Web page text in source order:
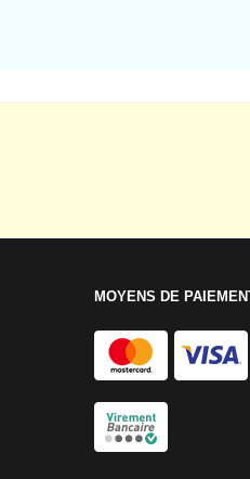
MOYENS DE